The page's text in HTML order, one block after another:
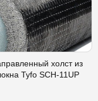
холст из
Tyfo SCH-11UP